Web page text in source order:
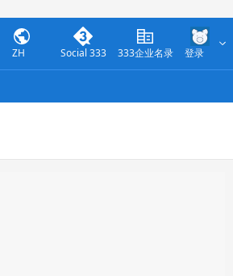
ZH Social 333 333企业名录 登录